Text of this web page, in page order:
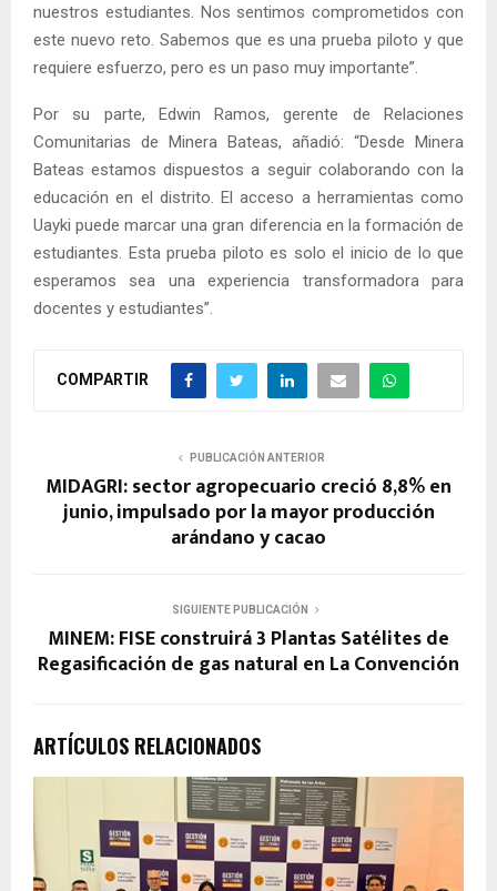
nuestros estudiantes. Nos sentimos comprometidos con
este nuevo reto. Sabemos que es una prueba piloto y que
requiere esfuerzo, pero es un paso muy importante”.
Por su parte, Edwin Ramos, gerente de Relaciones
Comunitarias de Minera Bateas, añadió: “Desde Minera
Bateas estamos dispuestos a seguir colaborando con la
educación en el distrito. El acceso a herramientas como
Uayki puede marcar una gran diferencia en la formación de
estudiantes. Esta prueba piloto es solo el inicio de lo que
esperamos sea una experiencia transformadora para
docentes y estudiantes”.
COMPARTIR
PUBLICACIÓN ANTERIOR
MIDAGRI: sector agropecuario creció 8,8% en
junio, impulsado por la mayor producción
arándano y cacao
SIGUIENTE PUBLICACIÓN
MINEM: FISE construirá 3 Plantas Satélites de
Regasificación de gas natural en La Convención
ARTÍCULOS RELACIONADOS